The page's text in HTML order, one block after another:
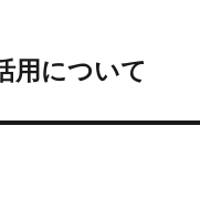
用について